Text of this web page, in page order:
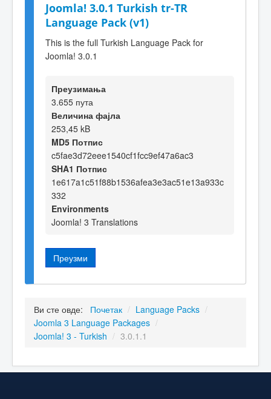
Joomla! 3.0.1 Turkish tr-TR
Language Pack (v1)
This is the full Turkish Language Pack for
Joomla! 3.0.1
Преузимања
3.655 пута
Величина фајла
253,45 kB
MD5 Потпис
c5fae3d72eee1540cf1fcc9ef47a6ac3
SHA1 Потпис
1e617a1c51f88b1536afea3e3ac51e13a933c
332
Environments
Joomla! 3 Translations
Преузми
Ви сте овде: Почетак / Language Packs /
Joomla 3 Language Packages /
Joomla! 3 - Turkish / 3.0.1.1